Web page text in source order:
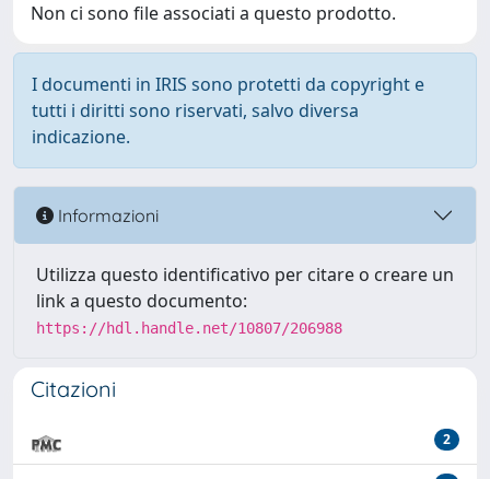
Non ci sono file associati a questo prodotto.
I documenti in IRIS sono protetti da copyright e
tutti i diritti sono riservati, salvo diversa
indicazione.
Informazioni
Utilizza questo identificativo per citare o creare un
link a questo documento:
https://hdl.handle.net/10807/206988
Citazioni
2